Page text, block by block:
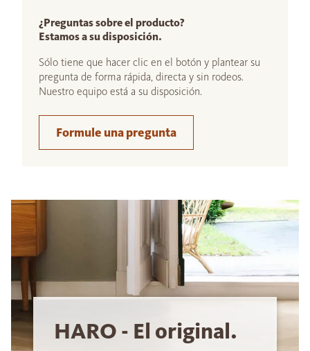
¿Preguntas sobre el producto?
Estamos a su disposición.
Sólo tiene que hacer clic en el botón y plantear su
pregunta de forma rápida, directa y sin rodeos.
Nuestro equipo está a su disposición.
Formule una pregunta
HARO - El original.